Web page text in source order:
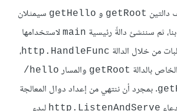
getRoot و getHello سيمثلان
ثم سننشئ دالةً رئيسية main لاستخدامها
من خلال الدالة http.HandleFunc،
الخاص بالدالة getRoot والمسار hello/
. بمجرد أن ننتهي من إعداد دوال المعالجة
http.ListenAndServe